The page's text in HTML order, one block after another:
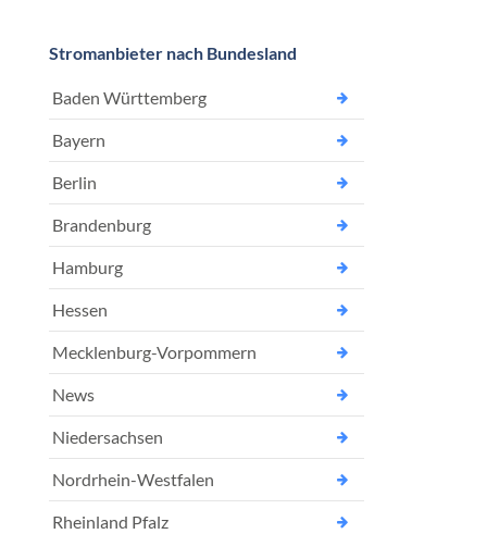
Stromanbieter nach Bundesland
Baden Württemberg
Bayern
Berlin
Brandenburg
Hamburg
Hessen
Mecklenburg-Vorpommern
News
Niedersachsen
Nordrhein-Westfalen
Rheinland Pfalz